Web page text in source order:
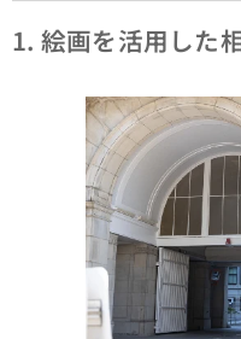
1. 絵画を活用した